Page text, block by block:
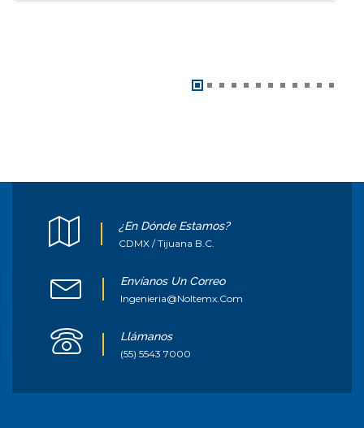
¿En Dónde Estamos?
CDMX / Tijuana B.C.
Envíanos Un Correo
Ingenieria@noltemx.com
Llámanos
(55) 5543 7000